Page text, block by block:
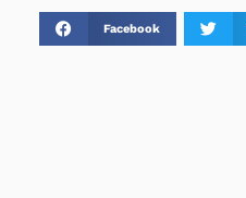
Facebook